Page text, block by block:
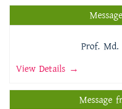
Prof. Md.
View Details →
Message